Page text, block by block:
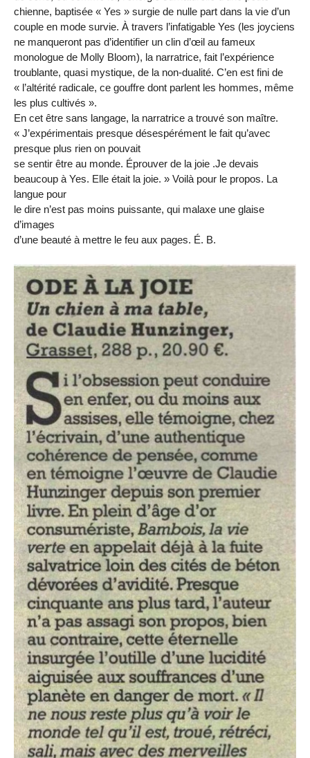
chienne, baptisée « Yes » surgie de nulle part dans la vie d’un
couple en mode survie. À travers l’infatigable Yes (les joyciens
ne manqueront pas d’identifier un clin d’œil au fameux
monologue de Molly Bloom), la narratrice, fait l’expérience
troublante, quasi mystique, de la non-dualité. C’en est fini de
« l’altérité radicale, ce gouffre dont parlent les hommes, même
les plus cultivés ».
En cet être sans langage, la narratrice a trouvé son maître.
« J’expérimentais presque désespérément le fait qu’avec
presque plus rien on pouvait
se sentir être au monde. Éprouver de la joie .Je devais
beaucoup à Yes. Elle était la joie. » Voilà pour le propos. La
langue pour
le dire n’est pas moins puissante, qui malaxe une glaise
d’images
d’une beauté à mettre le feu aux pages. É. B.